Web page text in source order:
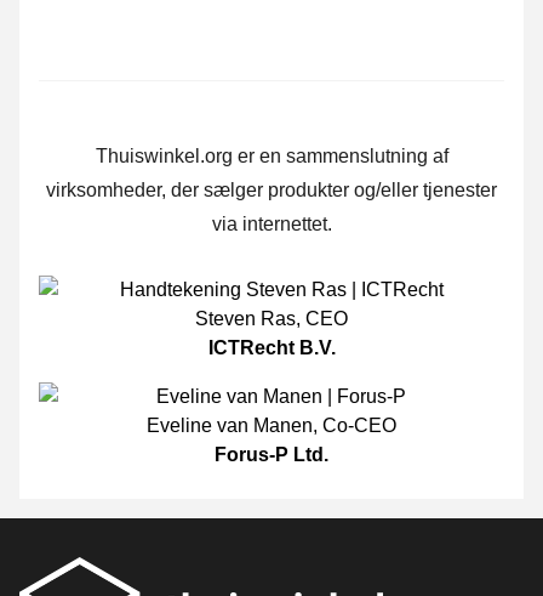
Thuiswinkel.org er en sammenslutning af
virksomheder, der sælger produkter og/eller tjenester
via internettet.
Steven Ras, CEO
ICTRecht B.V.
Eveline van Manen, Co-CEO
Forus-P Ltd.